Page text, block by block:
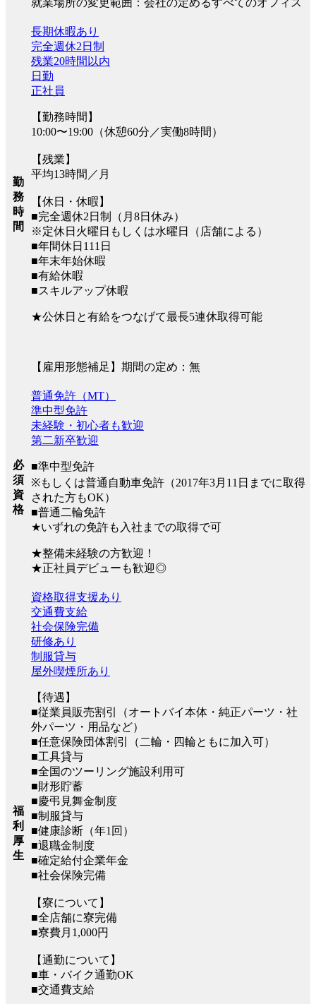
就業場所の変更範囲：会社の定めるすべてのオフィス
勤
務
時
間
長期休暇あり
完全週休2日制
残業20時間以内
日勤
正社員
【勤務時間】
10:00〜19:00（休憩60分／実働8時間）
【残業】
平均13時間／月
【休日・休暇】
■完全週休2日制（月8日休み）
※定休日火曜日もしくは水曜日（店舗による）
■年間休日111日
■年末年始休暇
■有給休暇
■スキルアップ休暇
★公休日と有給をつなげて最長5連休取得可能
【雇用形態補足】期間の定め：無
必
須
資
格
普通免許（MT）
準中型免許
未経験・初心者も歓迎
第二新卒歓迎
■準中型免許
※もしくは普通自動車免許（2017年3月11日までに取得
された方もOK）
■普通二輪免許
★いずれの免許も入社までの取得で可
★整備未経験の方歓迎！
★正社員デビューも歓迎◎
福
利
厚
生
資格取得支援あり
交通費支給
社会保険完備
研修あり
制服貸与
屋外喫煙所あり
【待遇】
■従業員販売割引（オートバイ本体・純正パーツ・社
外パーツ・用品など）
■任意保険団体割引（二輪・四輪ともに加入可）
■工具貸与
■全国のツーリング施設利用可
■財形貯蓄
■慶弔見舞金制度
■制服貸与
■健康診断（年1回）
■退職金制度
■確定給付企業年金
■社会保険完備
【寮について】
■全店舗に寮完備
■寮費月1,000円
【通勤について】
■車・バイク通勤OK
■交通費支給